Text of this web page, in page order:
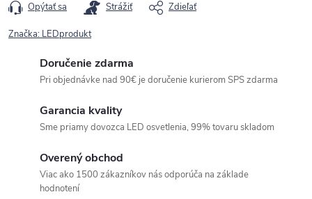
Opýtať sa Strážiť Zdieľať
Značka: LEDprodukt
Doručenie zdarma
Pri objednávke nad 90€ je doručenie kurierom SPS zdarma
Garancia kvality
Sme priamy dovozca LED osvetlenia, 99% tovaru skladom
Overený obchod
Viac ako 1500 zákazníkov nás odporúča na základe
hodnotení